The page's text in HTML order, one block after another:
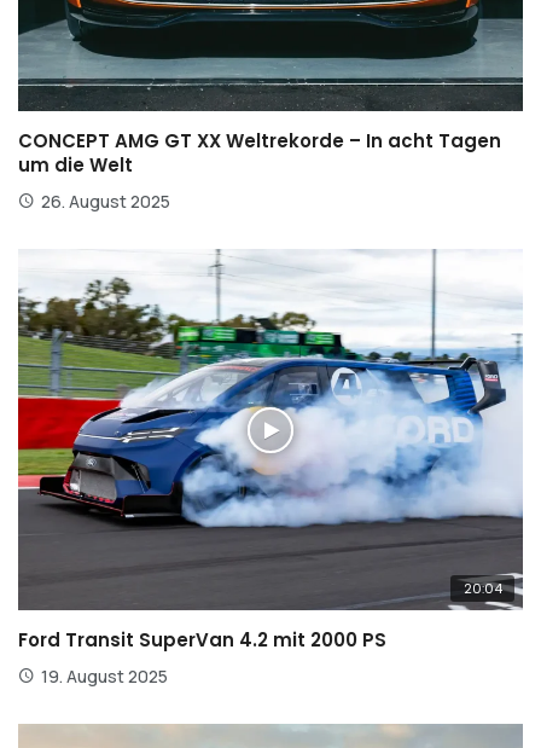
CONCEPT AMG GT XX Weltrekorde – In acht Tagen
um die Welt
26. August 2025
20:04
Ford Transit SuperVan 4.2 mit 2000 PS
19. August 2025